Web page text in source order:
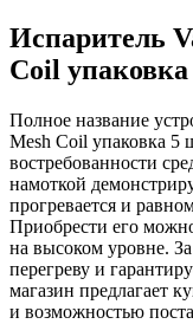
Испаритель
Coil
Полное название
Mesh Coil упаковка 5
востребованности
намоткой
прогревается и
Приобрести его
на высоком уровне.
перегреву и
магазин предлагает
и возможностью